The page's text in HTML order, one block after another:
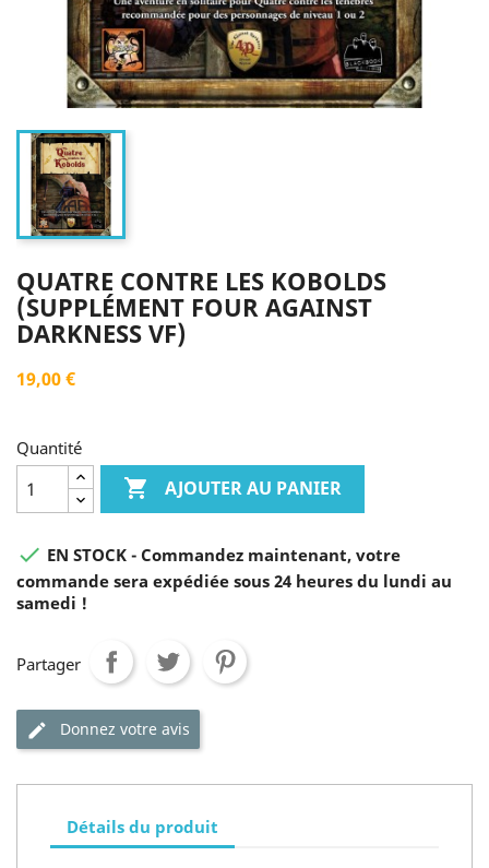
QUATRE CONTRE LES KOBOLDS
(SUPPLÉMENT FOUR AGAINST
DARKNESS VF)
19,00 €
Quantité
 AJOUTER AU PANIER
 EN STOCK - Commandez maintenant, votre
commande sera expédiée sous 24 heures du lundi au
samedi !
Partager
Donnez votre avis
Détails du produit